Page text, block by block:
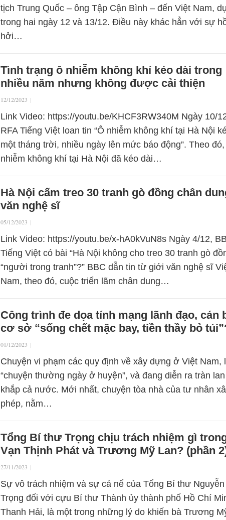
tịch Trung Quốc – ông Tập Cận Bình – đến Việt Nam,
trong hai ngày 12 và 13/12. Điều này khác hẳn với sự
hởi…
Tình trạng ô nhiễm không khí kéo dài trong
nhiều năm nhưng không được cải thiện
12/12/2023 |
Link Video: https://youtu.be/KHCF3RW340M Ngày 10/
RFA Tiếng Việt loan tin “Ô nhiễm không khí tại Hà Nội
một tháng trời, nhiều ngày lên mức báo động”. Theo
nhiễm không khí tại Hà Nội đã kéo dài…
Hà Nội cấm treo 30 tranh gò đồng chân
văn nghệ sĩ
05/12/2023 |
Link Video: https://youtu.be/x-hA0kVuN8s Ngày 4/12,
Tiếng Việt có bài “Hà Nội không cho treo 30 tranh gò
“người trong tranh”?” BBC dẫn tin từ giới văn nghệ sĩ
Nam, theo đó, cuộc triển lãm chân dung…
Công trình đe dọa tính mạng lãnh đạo, cán
cơ sở “sống chết mặc bay, tiền thầy bỏ
01/12/2023 |
Chuyện vi phạm các quy định về xây dựng ở Việt Nam,
“chuyện thường ngày ở huyện”, và đang diễn ra tràn
khắp cả nước. Mới nhất, chuyện tòa nhà của tư nhân
phép, nằm…
Tổng Bí thư Trọng chịu trách nhiệm gì
Vạn Thịnh Phát và Trương Mỹ Lan? (phần
27/11/2023 |
Sự vô trách nhiệm và sự cả nể của Tổng Bí thư Nguyễn
Trọng đối với cựu Bí thư Thành ủy thành phố Hồ Chí
Thanh Hải, là một trong những lý do khiến bà Trương